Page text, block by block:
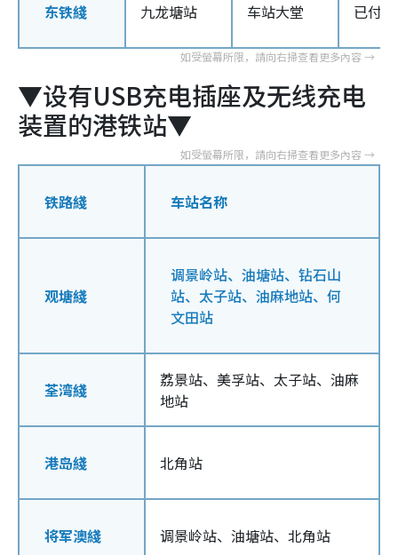
东铁綫 九龙塘站 车站大堂 已付
▼设有USB充电插座及无线充电
装置的港铁站▼
铁路綫 车站名称
观塘綫
调景岭站、油塘站、钻石山
站、太子站、油麻地站、何
文田站
荃湾綫
荔景站、美孚站、太子站、油麻
地站
港岛綫 北角站
将军澳綫 调景岭站、油塘站、北角站